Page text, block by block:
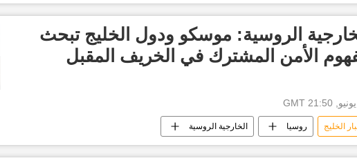
الروسية: موسكو ودول الخليج تبحث
الأمن المشترك في الخريف المقبل
الخليج روسيا الخارجية الروسية